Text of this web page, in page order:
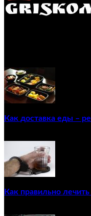
Как доставка еды –
Как правильно